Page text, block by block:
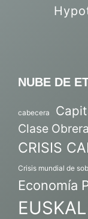
NUBE DE
cabecera
Clase Obrera
CRISIS
Crisis mundial de
Economía